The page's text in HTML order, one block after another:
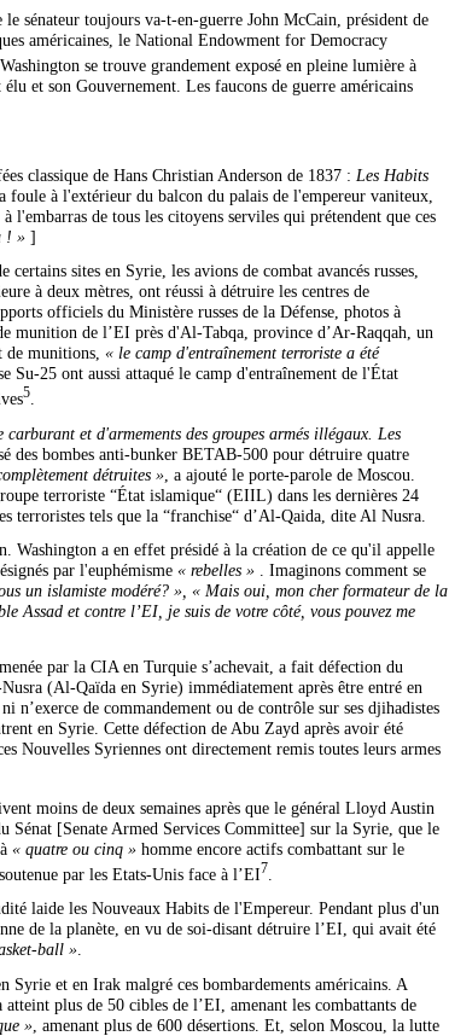
sénateur toujours va-t-en-guerre John McCain, président de
américaines, le National Endowment for Democracy
se trouve grandement exposé en pleine lumière à
et son Gouvernement. Les faucons de guerre américains
classique de Hans Christian Anderson de 1837 : Les Habits
à l'extérieur du balcon du palais de l'empereur vaniteux,
de tous les citoyens serviles qui prétendent que ces
! » ]
sites en Syrie, les avions de combat avancés russes,
à deux mètres, ont réussi à détruire les centres de
officiels du Ministère russes de la Défense, photos à
munition de l’EI près d'Al-Tabqa, province d’Ar-Raqqah, un
de munitions, « le camp d'entraînement terroriste a été
Su-25 ont aussi attaqué le camp d'entraînement de l'État
5.
et d'armements des groupes armés illégaux. Les
des bombes anti-bunker BETAB-500 pour détruire quatre
détruites », a ajouté le porte-parole de Moscou.
terroriste “État islamique“ (EIIL) dans les dernières 24
terroristes tels que la “franchise“ d’Al-Qaida, dite Al Nusra.
Washington a en effet présidé à la création de ce qu'il appelle
par l'euphémisme « rebelles »
. Imaginons comment se
un islamiste modéré? », « Mais oui, mon cher formateur de la
et contre l’EI, je suis de votre côté, vous pouvez me
par la CIA en Turquie s’achevait, a fait défection du
(Al-Qaïda en Syrie) immédiatement après être entré en
n’exerce de commandement ou de contrôle sur ses djihadistes
en Syrie. Cette défection de Abu Zayd après avoir été
Nouvelles Syriennes ont directement remis toutes leurs armes
moins de deux semaines après que le général Lloyd Austin
Sénat [Senate Armed Services Committee] sur la Syrie, que le
« quatre ou cinq »homme encore actifs combattant sur le
par les Etats-Unis face à l’EI7
laide les Nouveaux Habits de l'Empereur. Pendant plus d'un
de la planète, en vu de soi-disant détruire l’EI, qui avait été
ball ».
Syrie et en Irak malgré ces bombardements américains. A
plus de 50 cibles de l’EI, amenant les combattants de
», amenant plus de 600 désertions. Et, selon Moscou, la lutte